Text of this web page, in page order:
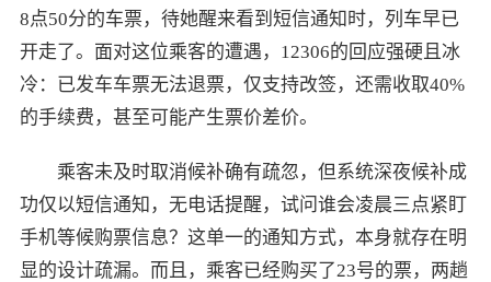
8点50分的车票，待她醒来看到短信通知时，列车早已
开走了。面对这位乘客的遭遇，12306的回应强硬且冰
冷：已发车车票无法退票，仅支持改签，还需收取40%
的手续费，甚至可能产生票价差价。
乘客未及时取消候补确有疏忽，但系统深夜候补成
功仅以短信通知，无电话提醒，试问谁会凌晨三点紧盯
手机等候购票信息？这单一的通知方式，本身就存在明
显的设计疏漏。而且，乘客已经购买了23号的票，两趟